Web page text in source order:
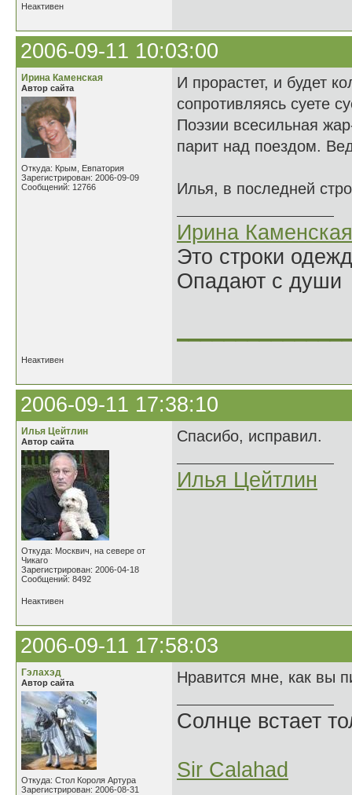
Неактивен
2006-09-11 10:03:00
Ирина Каменская
Автор сайта
Откуда: Крым, Евпатория
Зарегистрирован: 2006-09-09
Сообщений: 12766
И прорастет, и будет
сопротивляясь суете
Поэзии всесильная
парит над поездом.
Илья, в последней
Ирина Каменская
Это строки
Опадают с души
Неактивен
2006-09-11 17:38:10
Илья Цейтлин
Автор сайта
Откуда: Москвич, на севере от
Чикаго
Зарегистрирован: 2006-04-18
Сообщений: 8492
Спасибо, исправил.
Илья Цейтлин
Неактивен
2006-09-11 17:58:03
Гэлахэд
Автор сайта
Откуда: Стол Короля Артура
Зарегистрирован: 2006-08-31
Нравится мне, как вы
Солнце встает
Sir Calahad